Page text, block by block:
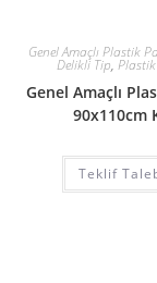
Genel Amaçlı Plastik
Delikli Tip,
Genel Amaçlı
90x110cm
Teklif